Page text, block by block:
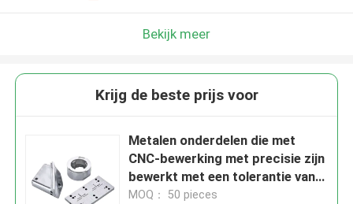
Bekijk meer
Krijg de beste prijs voor
Metalen onderdelen die met
CNC-bewerking met precisie zijn
bewerkt met een tolerantie van
±0,01 mm
MOQ： 50 pieces